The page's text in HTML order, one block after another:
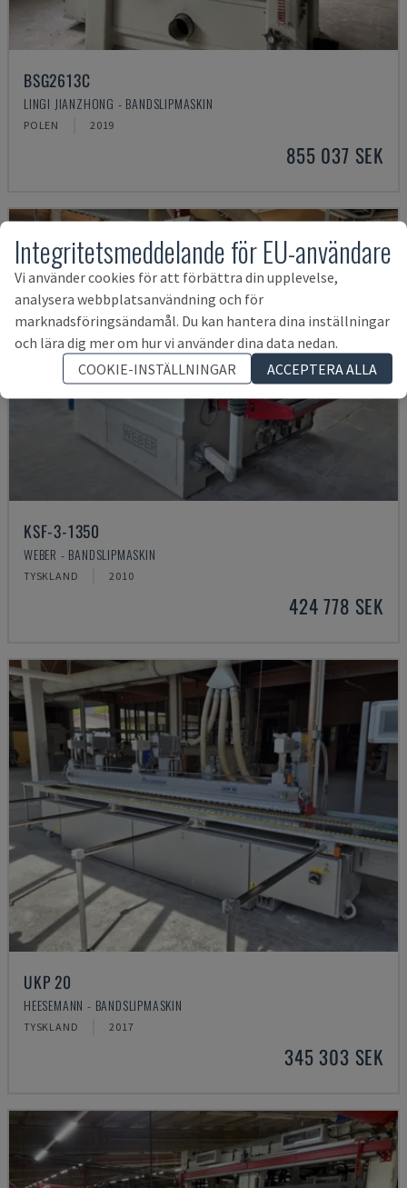
BSG2613C
LINGI JIANZHONG - BANDSLIPMASKIN
POLEN 2019
855 037 SEK
KSF-3-1350
WEBER - BANDSLIPMASKIN
TYSKLAND 2010
424 778 SEK
UKP 20
HEESEMANN - BANDSLIPMASKIN
TYSKLAND 2017
345 303 SEK
Integritetsmeddelande för EU-användare
Vi använder cookies för att förbättra din upplevelse,
analysera webbplatsanvändning och för
marknadsföringsändamål. Du kan hantera dina inställningar
och lära dig mer om hur vi använder dina data nedan.
COOKIE-INSTÄLLNINGAR
ACCEPTERA ALLA